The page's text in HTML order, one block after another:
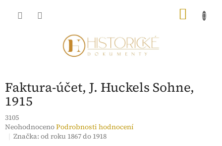
Faktura-účet, J. Huckels Sohne,
1915
3105
Průměrné
hodnocení
NeohodnocenoPodrobnosti hodnocení
Značka:od roku 1867 do 1918